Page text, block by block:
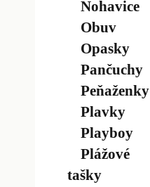
Nohavice
Obuv
Opasky
Pančuchy
Peňaženky
Plavky
Playboy
Plážové
tašky